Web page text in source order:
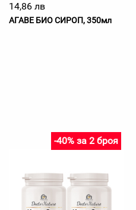
14,86 лв
АГАВЕ БИО СИРОП, 350мл
-40% за 2 броя